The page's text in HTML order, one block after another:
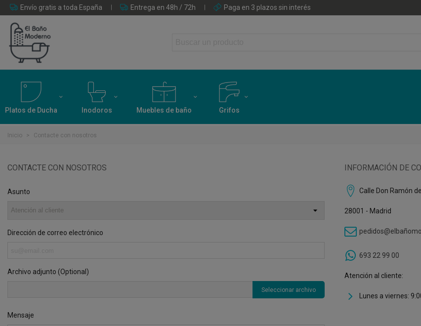
Envío gratis a toda España Entrega en 48h / 72h Paga en 3 plazos sin interés
Platos de Ducha Inodoros Muebles de baño Grifos
Inicio > Contacte con nosotros
CONTACTE CON NOSOTROS
Asunto
Dirección de correo electrónico
Archivo adjunto (Optional)
Seleccionar archivo
Mensaje
INFORMACIÓN DE
Calle Don Ramón
28001 - Madrid
693 22 99 00
Atención al cliente:
Lunes a viernes: